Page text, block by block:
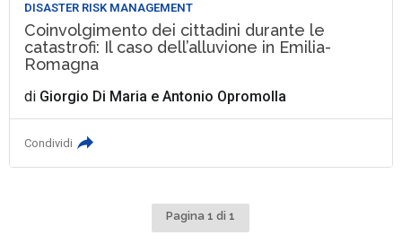
DISASTER RISK MANAGEMENT
Coinvolgimento dei cittadini durante le
catastrofi: Il caso dell’alluvione in Emilia-
Romagna
di Giorgio Di Maria eAntonio Opromolla
Condividi
Pagina 1 di 1